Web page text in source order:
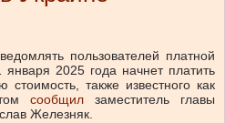
пользователей платной
2025 года начнет платить
также известного как
сообщил заместитель главы
Железняк.